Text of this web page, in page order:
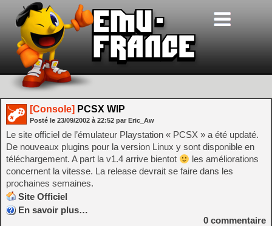
[Console] PCSX WIP
Posté le 23/09/2002 à 22:52 par Eric_Aw
Le site officiel de l’émulateur Playstation « PCSX » a été updaté.
De nouveaux plugins pour la version Linux y sont disponible en
téléchargement. A part la v1.4 arrive bientot
les améliorations
concernent la vitesse. La release devrait se faire dans les
prochaines semaines.
Site Officiel
En savoir plus…
0 commentaire